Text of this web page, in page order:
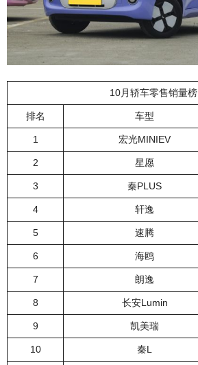
10月轿车零售销量榜
排名 车型
1 宏光MINIEV
2 星愿
3 秦PLUS
4 轩逸
5 速腾
6 海鸥
7 朗逸
8 长安Lumin
9 凯美瑞
10 秦L